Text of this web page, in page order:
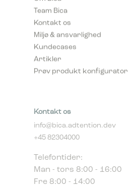
Team Bica
Kontakt os
Miljø & ansvarlighed
Kundecases
Artikler
Prøv produkt konfigurator
info@bica.adtention.dev
+45 82304000
Telefontider:
Man - tors 8:00 - 16:00
Fre 8:00 - 14:00
Industriparken 16